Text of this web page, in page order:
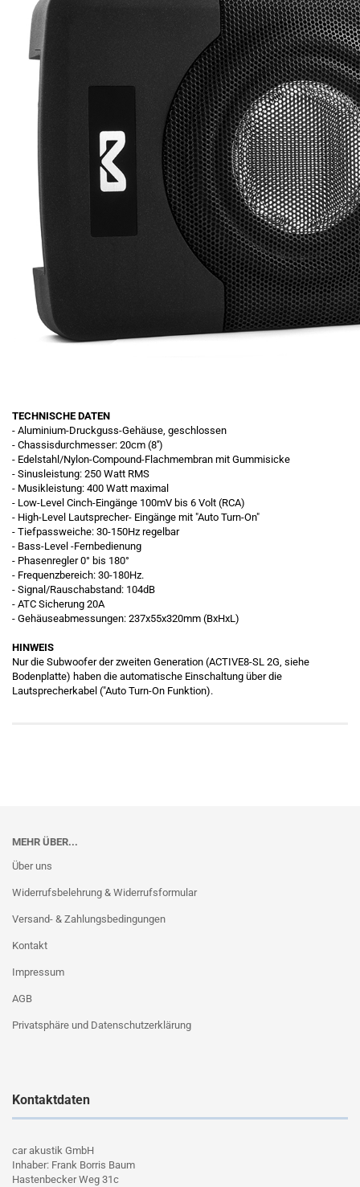
TECHNISCHE DATEN
- Aluminium-Druckguss-Gehäuse, geschlossen
- Chassisdurchmesser: 20cm (8'')
- Edelstahl/Nylon-Compound-Flachmembran mit Gummisicke
- Sinusleistung: 250 Watt RMS
- Musikleistung: 400 Watt maximal
- Low-Level Cinch-Eingänge 100mV bis 6 Volt (RCA)
- High-Level Lautsprecher- Eingänge mit "Auto Turn-On"
- Tiefpassweiche: 30-150Hz regelbar
- Bass-Level -Fernbedienung
- Phasenregler 0° bis 180°
- Frequenzbereich: 30-180Hz.
- Signal/Rauschabstand: 104dB
- ATC Sicherung 20A
- Gehäuseabmessungen: 237x55x320mm (BxHxL)
HINWEIS
Nur die Subwoofer der zweiten Generation (ACTIVE8-SL 2G, siehe
Bodenplatte) haben die automatische Einschaltung über die
Lautsprecherkabel ("Auto Turn-On Funktion).
MEHR ÜBER...
Über uns
Widerrufsbelehrung & Widerrufsformular
Versand- & Zahlungsbedingungen
Kontakt
Impressum
AGB
Privatsphäre und Datenschutzerklärung
Kontaktdaten
car akustik GmbH
Inhaber: Frank Borris Baum
Hastenbecker Weg 31c